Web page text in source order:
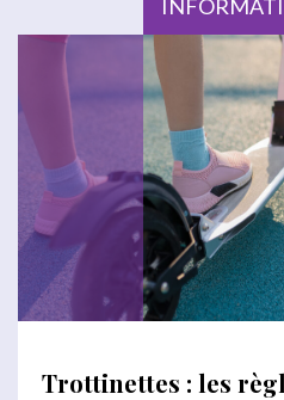
Trottinettes : les